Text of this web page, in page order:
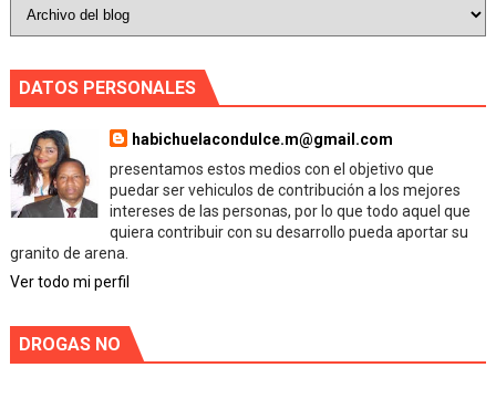
DATOS PERSONALES
habichuelacondulce.m@gmail.com
presentamos estos medios con el objetivo que
puedar ser vehiculos de contribución a los mejores
intereses de las personas, por lo que todo aquel que
quiera contribuir con su desarrollo pueda aportar su
granito de arena.
Ver todo mi perfil
DROGAS NO